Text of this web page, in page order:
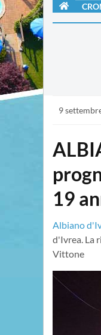
9
19
Albiano
d'Ivrea. La
Vittone